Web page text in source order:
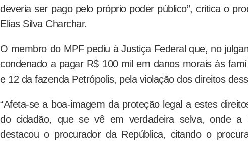
deveria ser pago pelo próprio poder público”, critica o
Elias Silva Charchar.
O membro do MPF pediu à Justiça Federal que, no
condenado a pagar R$ 100 mil em danos morais às
e 12 da fazenda Petrópolis, pela violação dos direitos
“Afeta-se a boa-imagem da proteção legal a estes
do cidadão, que se vê em verdadeira selva, onde a
destacou o procurador da República, citando o